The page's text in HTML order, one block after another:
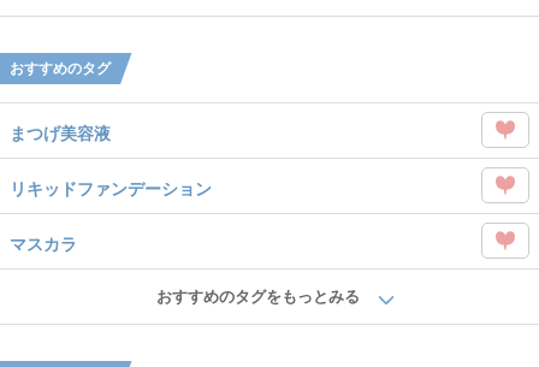
Like
おすすめのタグ
まつげ美容液
この
タグ
を
Like
リキッドファンデーション
この
タグ
Like
マスカラ
この
おすすめのタグをもっとみる